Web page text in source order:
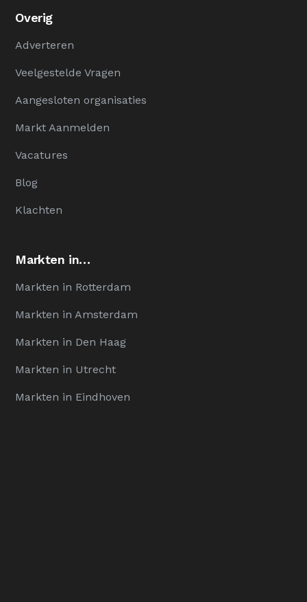
Overig
Adverteren
Veelgestelde Vragen
Aangesloten organisaties
Markt Aanmelden
Vacatures
Blog
Klachten
Markten in…
Markten in Rotterdam
Markten in Amsterdam
Markten in Den Haag
Markten in Utrecht
Markten in Eindhoven